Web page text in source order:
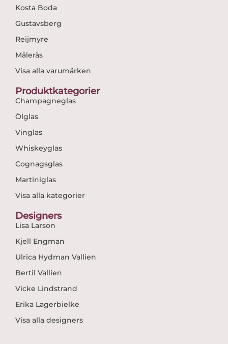
Kosta Boda
Gustavsberg
Reijmyre
Målerås
Visa alla varumärken
Produktkategorier
Champagneglas
Ölglas
Vinglas
Whiskeyglas
Cognagsglas
Martiniglas
Visa alla kategorier
Designers
Lisa Larson
Kjell Engman
Ulrica Hydman Vallien
Bertil Vallien
Vicke Lindstrand
Erika Lagerbielke
Visa alla designers